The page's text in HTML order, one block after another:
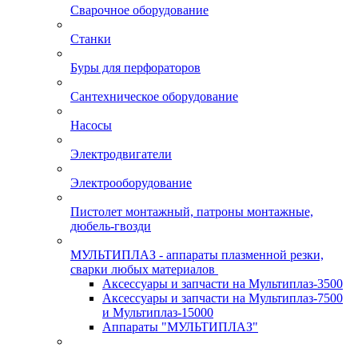
Сварочное оборудование
Станки
Буры для перфораторов
Сантехническое оборудование
Насосы
Электродвигатели
Электрооборудование
Пистолет монтажный, патроны монтажные,
дюбель-гвозди
МУЛЬТИПЛАЗ - аппараты плазменной резки,
сварки любых материалов
Аксессуары и запчасти на Мультиплаз-3500
Аксессуары и запчасти на Мультиплаз-7500
и Мультиплаз-15000
Аппараты "МУЛЬТИПЛАЗ"